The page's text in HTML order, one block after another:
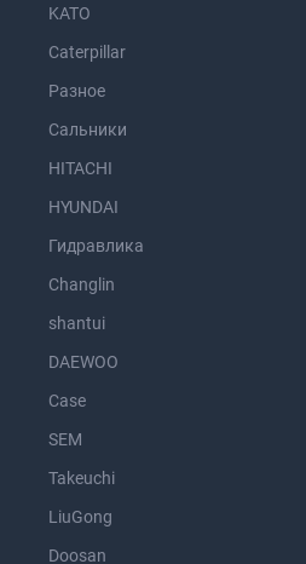
KATO
Caterpillar
Разное
Сальники
HITACHI
HYUNDAI
Гидравлика
Changlin
shantui
DAEWOO
Case
SEM
Takeuchi
LiuGong
Doosan